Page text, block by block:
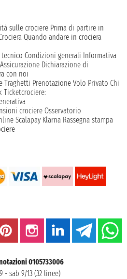
sulle crociere Prima di partire in
Quando andare in crociera
Condizioni generali Informativa
Assicurazione Dichiarazione di
con noi
Traghetti Prenotazione Volo Privato Chi
Ticketcrociere:
crociere Osservatorio
Scalapay Klarna Rassegna stampa
0105733006
- sab 9/13 (32 linee)